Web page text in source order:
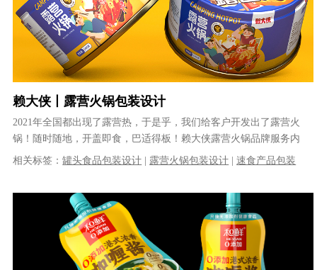
赖大侠丨露营火锅包装设计
2021年全国都出现了露营热，于是乎，我们给客户开发出了露营火
锅！随时随地，开盖即食，巴适得板！赖大侠露营火锅品牌服务内
容:火锅包装设计，露营火锅包装......
相关标签：罐头食品包装设计 露营火锅包装设计 |速食产品包装